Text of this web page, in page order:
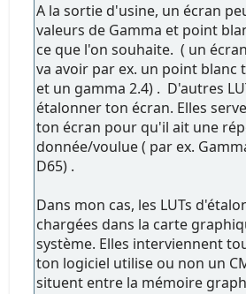
A la sortie d'usine, un écran
valeurs de Gamma et point
ce que l'on souhaite. ( un
va avoir par ex. un point blanc
et un gamma 2.4) . D'autres
étalonner ton écran. Elles
ton écran pour qu'il ait une
donnée/voulue ( par ex.
D65) .
Dans mon cas, les LUTs
chargées dans la carte
système. Elles interviennent
ton logiciel utilise ou non un
situent entre la mémoire